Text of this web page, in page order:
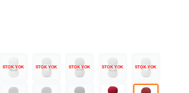
STOK YOK STOK YOK STOK YOK STOK YOK STOK YOK